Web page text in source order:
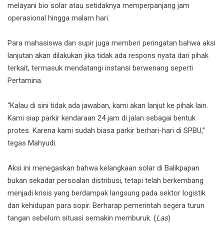
melayani bio solar atau setidaknya memperpanjang jam
operasional hingga malam hari.
Para mahasiswa dan supir juga memberi peringatan bahwa aksi
lanjutan akan dilakukan jika tidak ada respons nyata dari pihak
terkait, termasuk mendatangi instansi berwenang seperti
Pertamina.
“Kalau di sini tidak ada jawaban, kami akan lanjut ke pihak lain.
Kami siap parkir kendaraan 24 jam di jalan sebagai bentuk
protes. Karena kami sudah biasa parkir berhari-hari di SPBU,”
tegas Mahyudi.
Aksi ini menegaskan bahwa kelangkaan solar di Balikpapan
bukan sekadar persoalan distribusi, tetapi telah berkembang
menjadi krisis yang berdampak langsung pada sektor logistik
dan kehidupan para sopir. Berharap pemerintah segera turun
tangan sebelum situasi semakin memburuk. (Las)